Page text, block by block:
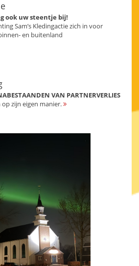
ook uw steentje bij!
Sam’s Kledingactie zich in voor
en buitenland
VAN PARTNERVERLIES
zijn eigen manier.